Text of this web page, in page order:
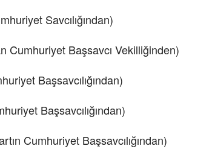
Savcılığından)
Cumhuriyet Başsavcı Vekilliğinden)
Başsavcılığından)
Başsavcılığından)
Cumhuriyet Başsavcılığından)